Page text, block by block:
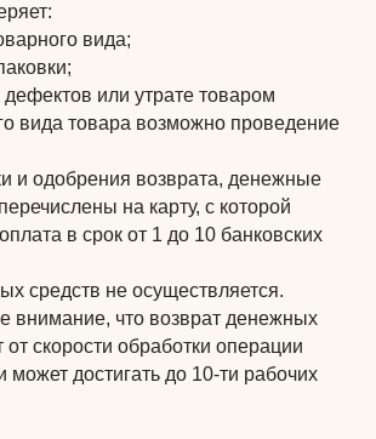
вида;
или утрате товаром
вида товара возможно проведение
и одобрения возврата, денежные
на карту, с которой
в срок от 1 до 10 банковских
средств не осуществляется.
что возврат денежных
от скорости обработки операции
достигать до 10-ти рабочих